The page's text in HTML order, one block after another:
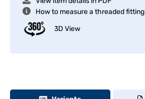
How to measure a threaded fitting
3D View